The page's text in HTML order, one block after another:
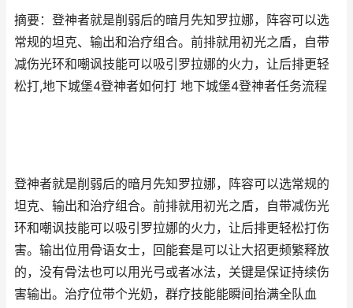
摘要：登神者就是削弱后的暗月先知罗拉娜，阵容可以选
常规的坦克、输出和治疗组合。前排就用初光之盾，自带
减伤光环和嘲讽技能可以吸引罗拉娜的火力，让后排更轻
松打,地下城堡4登神者如何打 地下城堡4登神者任务流程
登神者就是削弱后的暗月先知罗拉娜，阵容可以选常规的
坦克、输出和治疗组合。前排就用初光之盾，自带减伤光
环和嘲讽技能可以吸引罗拉娜的火力，让后排更轻松打伤
害。输出位用骨语女士，回能套是可以让大招更频繁释放
的，没有骨法也可以用光弓或者冰法，关键是保证持续伤
害输出。治疗位带个光奶，群疗技能能瞬间抬满全队血